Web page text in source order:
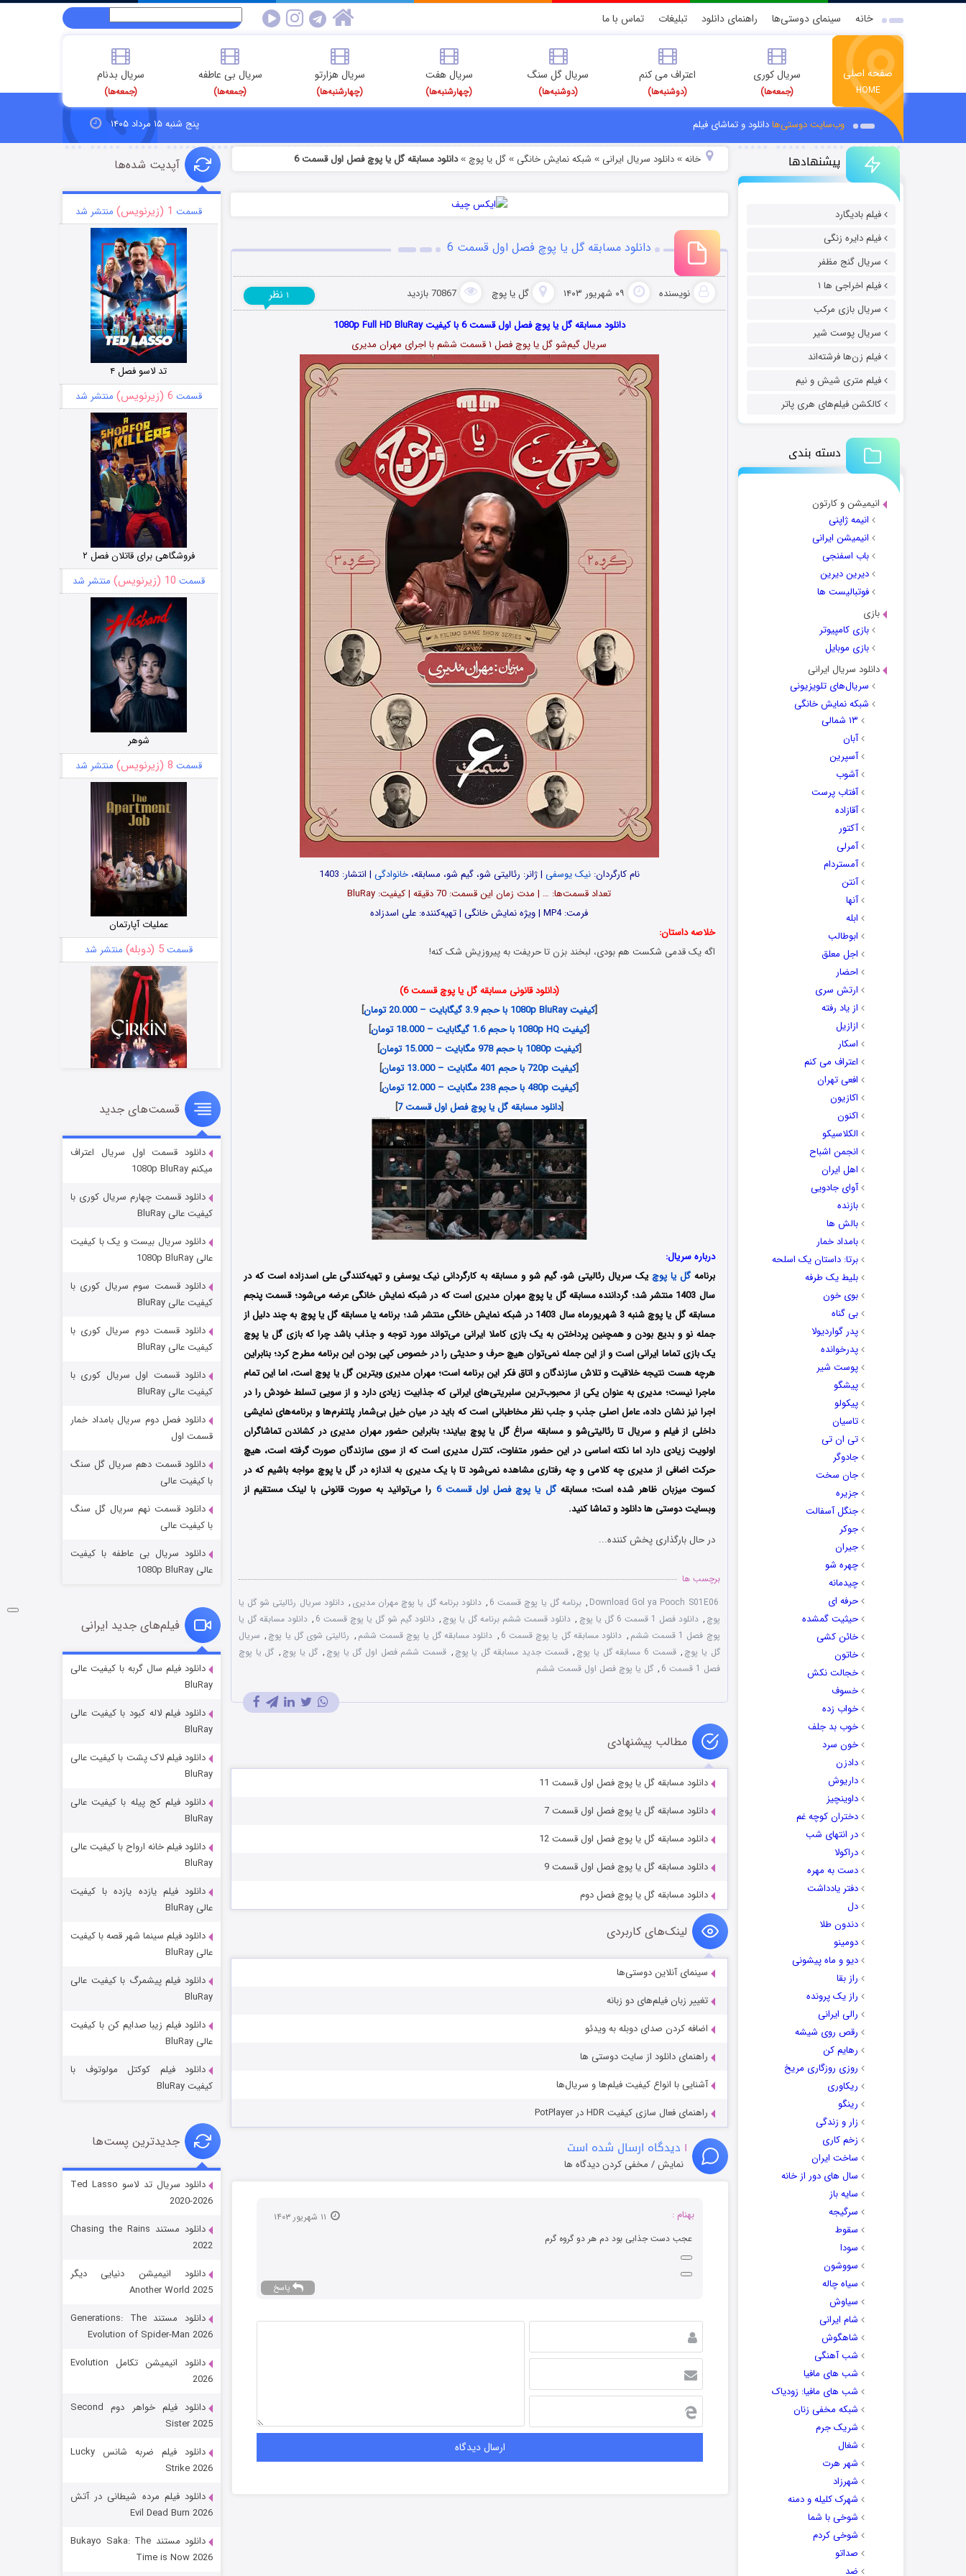
خانه سینمای دوستی‌ها راهنمای دانلود تبلیغات تماس با ما
صفحه اصلی
HOME
سریال کوری
(جمعه‌ها)
اعتراف می کنم
(دوشنبه‌ها)
سریال گل سنگ
(دوشنبه‌ها)
سریال هفت
(چهارشنبه‌ها)
سریال هزارتو
(چهارشنبه‌ها)
سریال بی عاطفه
(جمعه‌ها)
سریال بدنام
(جمعه‌ها)
وب‌سایت دوستی‌هادانلود و تماشای فیلم پنج شنبه ۱۵ مرداد ۱۴۰۵
پیشنهادها
فیلم بادیگارد
فیلم دایره زنگی
سریال گنج مظفر
فیلم اخراجی ها ۱
سریال بازی مرکب
سریال پوست شیر
فیلم زن‌ها فرشته‌اند
فیلم متری شیش و نیم
کالکشن فیلم‌های هری پاتر
دسته بندی
انیمیشن و کارتون
انیمه ژاپنی
انیمیشن ایرانی
باب اسفنجی
دیرین دیرین
فوتبالیست ها
بازی
بازی کامپیوتر
بازی موبایل
دانلود سریال ایرانی
سریال‌های تلویزیونی
شبکه نمایش خانگی
۱۳ شمالی
آبان
آسپرین
آشوب
آفتاب پرست
آقازاده
آکتور
آمرلی
آمستردام
آنتن
آنها
ابله
ابوطالب
اجل معلق
احضار
ارتش سری
از یاد رفته
ازازیل
اسکار
اعتراف می کنم
افعی تهران
اکازیون
اکنون
الکلاسیکو
انجمن اشباح
اهل ایران
آوای جادویی
بازنده
بالش ها
بامداد خمار
برتا: داستان یک اسلحه
بلیط یک‌‌ طرفه
بوی خون
بی گناه
پدر گواردیولا
پدرخوانده
پوست شیر
پیشگو
پیکولو
تاسیان
تی ان تی
جادوگر
جان سخت
جزیره
جنگل آسفالت
جوکر
جیران
چهره شو
چیدمانه
حرفه ای
حیثیت گمشده
خائن کشی
خاتون
خجالت نکش
خسوف
خواب زده
خوب بد جلف
خون سرد
دادزن
داریوش
داوینچیز
دختران کوچه غم
در انتهای شب
دراکولا
دست به مهره
دفتر یادداشت
دل
دندون طلا
دومینو
دیو و ماه پیشونی
راز بقا
راز یک پرونده
رالی ایرانی
رقص روی شیشه
رهایم کن
روزی روزگاری مریخ
ریکاوری
رینگو
زار و زندگی
زخم کاری
ساخت ایران
سال های دور از خانه
سایه باز
سرگیجه
سقوط
سودا
سووشون
سیاه چاله
سیاوش
شام ایرانی
شاهگوش
شب آهنگی
شب های مافیا
شب های مافیا: زودیاک
شبکه مخفی زنان
شریک جرم
شغال
شهر هرت
شهرزاد
شهرک کلیله و دمنه
شوخی با شما
شوخی کردم
صداتو
ضد
خانه» دانلود سریال ایرانی » شبکه نمایش خانگی » گل یا پوچ »دانلود مسابقه گل یا پوچ فصل اول قسمت 6
دانلود مسابقه گل یا پوچ فصل اول قسمت 6
نویسنده ۰۹ شهریور ۱۴۰۳ گل یا پوچ 70867 بازدید ۱ نظر
دانلود مسابقه گل یا پوچ فصل اول قسمت 6 با کیفیت 1080p Full HD BluRay
سریال گیم‌شو گل یا پوچ فصل ۱ قسمت ششم با اجرای مهران مدیری
نام کارگردان:نیک یوسفی | ژانر: رئالیتی شو، گیم شو، مسابقه،خانوادگی | انتشار: 1403
تعداد قسمت‌ها: … | مدت زمان این قسمت: 70 دقیقه | کیفیت: BluRay
فرمت: MP4 | ویژه نمایش خانگی | تهیه‌کننده: علی اسدزاده
خلاصه داستان:
اگه یک قدمی شکست هم بودی، لبخند بزن تا حریفت به پیروزیش شک کنه!
(دانلود قانونی مسابقه گل یا پوچ قسمت 6)
[کیفیت 1080p BluRay با حجم 3.9 گیگابایت – 20.000 تومان
]
[کیفیت 1080p HQ با حجم 1.6 گیگابایت – 18.000 تومان
]
[کیفیت 1080p با حجم 978 مگابایت – 15.000 تومان
]
[کیفیت 720p با حجم 401 مگابایت – 13.000 تومان
]
[کیفیت 480p با حجم 238 مگابایت – 12.000 تومان
]
[دانلود مسابقه گل یا پوچ فصل اول قسمت 7 ]
درباره سریال:
برنامهگل یا پوچیک سریال رئالیتی شو، گیم شو و مسابقه به کارگردانی نیک یوسفی و تهیه‌کنندگی علی اسدزاده است که در
سال 1403 منتشر شد؛ گرداننده مسابقه گل یا پوچ مهران مدیری است که در شبکه نمایش خانگی عرضه می‌شود؛ قسمت پنجم
مسابقه گل یا پوچ شنبه 3 شهریورماه سال 1403 در شبکه نمایش خانگی منتشر شد؛ برنامه یا مسابقه گل یا پوچ به چند دلیل از
جمله نو و بدیع بودن و همچنین پرداختن به یک بازی کاملا ایرانی می‌تواند مورد توجه و جذاب باشد چرا که بازی گل یا پوچ
یک بازی تماما ایرانی است و از این جمله نمی‌توان هیچ حرف و حدیثی را در خصوص کپی بودن این برنامه مطرح کرد؛ بنابراین
هرچه هست نتیجه خلاقیت و تلاش سازندگان و اتاق فکر این برنامه است؛ مهران مدیری ویترین گل یا پوچ است، اما این تمام
ماجرا نیست؛ مدیری به عنوان یکی از محبوب‌ترین سلبریتی‌های ایرانی که جذابیت زیادی دارد و از سویی تسلط خودش را در
اجرا نیز نشان داده، عامل اصلی جذب و جلب نظر مخاطبانی است که باید در میان خیل بی‌شمار پلتفرم‌ها و برنامه‌های نمایشی
داخلی از فیلم و سریال تا رئالیتی‌شو و مسابقه سراغ گل یا پوچ بیایند؛ بنابراین حضور مهران مدیری در کشاندن تماشاگران
اولویت زیادی دارد اما نکته اساسی در این حضور متفاوت، کنترل مدیری است که از سوی سازندگان صورت گرفته است، هیچ
حرکت اضافی از مدیری چه کلامی و چه رفتاری مشاهده نمی‌شود تا با یک مدیری به اندازه در گل یا پوچ مواجه باشیم که در
کسوت میزبان ظاهر شده است؛ مسابقهگل یا پوچ فصل اول قسمت 6
را می‌توانید به صورت قانونی با لینک مستقیم از
وبسایت دوستی ها دانلود و تماشا کنید.
در حال بارگذاری پخش کننده...
برچسب ها
Download Gol ya Pooch S01E06
, برنامه گل یا پوچ قسمت 6 , دانلود برنامه گل یا پوچ مهران مدیری , دانلود سریال رئالیتی شو گل یا
پوچ , دانلود فصل 1 قسمت 6 گل یا پوچ , دانلود قسمت ششم برنامه گل یا پوچ , دانلود گیم شو گل یا پوچ قسمت 6 , دانلود مسابقه گل یا
پوچ فصل 1 قسمت ششم
, دانلود مسابقه گل یا پوچ قسمت 6 , دانلود مسابقه گل یا پوچ قسمت ششم , رئالیتی شوی گل یا پوچ , سریال
گل یا پوچ , قسمت 6 مسابقه گل یا پوچ , قسمت جدید مسابقه گل یا پوچ , قسمت ششم فصل اول گل یا پوچ , گل یا پوچ , گل یا پوچ
فصل 1 قسمت 6
, گل یا پوچ فصل اول قسمت ششم
مطالب پیشنهادی
دانلود مسابقه گل یا پوچ فصل اول قسمت 11
دانلود مسابقه گل یا پوچ فصل اول قسمت 7
دانلود مسابقه گل یا پوچ فصل اول قسمت 12
دانلود مسابقه گل یا پوچ فصل اول قسمت 9
دانلود مسابقه گل یا پوچ فصل دوم
لینک‌های کاربردی
سینمای آنلاین دوستی‌ها
تغییر زبان فیلم‌های دو زبانه
اضافه کردن صدای دوبله به ویدئو
راهنمای دانلود از سایت دوستی ها
آشنایی با انواع کیفیت فیلم‌ها و سریال‌ها
راهنمای فعال سازی کیفیت HDR در PotPlayer
۱ دیدگاه ارسال شده است
نمایش / مخفی کردن دیدگاه ها
بهنام :
عجب دست جذابی بود دم هر دو گروه گرم
پاسخ
آپدیت شده‌ها
قسمت 1 (زیرنویس) منتشر شد
تد لاسو فصل ۴
قسمت 6 (زیرنویس) منتشر شد
فروشگاهی برای قاتلان فصل ۲
قسمت 10 (زیرنویس) منتشر شد
شوهر
قسمت 8 (زیرنویس) منتشر شد
عملیات آپارتمان
قسمت5 (دوبله) منتشر شد
سریال زشت
قسمت2 (زیرنویس) منتشر شد
مردگان متحرک: شهر مرده ۳
شکست استوارت در نجات جهان
قسمت 7 (زیرنویس) منتشر شد
شوگر فصل ۲
قسمت
خاندان اژدها فصل ۳
جادوگری در مغولستان
قسمت
رویایی برای تو
قسمت15 (دوبله)
قسمت‌های جدید
دانلود قسمت اول سریال اعتراف
میکنم 1080p BluRay
دانلود قسمت چهارم سریال کوری با
کیفیت عالی BluRay
دانلود سریال بیست و یک با کیفیت
عالی 1080p BluRay
دانلود قسمت سوم سریال کوری با
کیفیت عالی BluRay
دانلود قسمت دوم سریال کوری با
کیفیت عالی BluRay
دانلود قسمت اول سریال کوری با
کیفیت عالی BluRay
دانلود فصل دوم سریال بامداد خمار
قسمت اول
دانلود قسمت دهم سریال گل سنگ
با کیفیت عالی
دانلود قسمت نهم سریال گل سنگ
با کیفیت عالی
دانلود سریال بی عاطفه با کیفیت
عالی 1080p BluRay
فیلم‌های جدید ایرانی
دانلود فیلم سال گربه با کیفیت عالی
BluRay
دانلود فیلم لاله کبود با کیفیت عالی
BluRay
دانلود فیلم لاک پشت با کیفیت عالی
BluRay
دانلود فیلم کج‌ پیله با کیفیت عالی
BluRay
دانلود فیلم خانه ارواح با کیفیت عالی
BluRay
دانلود فیلم یازده یازده با کیفیت
عالی BluRay
دانلود فیلم سینما شهر قصه با کیفیت
عالی BluRay
دانلود فیلم پیشمرگ با کیفیت عالی
BluRay
دانلود فیلم زیبا صدایم کن با کیفیت
عالی BluRay
دانلود فیلم کوکتل مولوتوف با
کیفیت BluRay
جدیدترین پست‌ها
دانلود سریال تد لاسو Ted Lasso
2020-2026
دانلود مستند Chasing the Rains
2022
دانلود انیمیشن دنیایی دیگر
Another World 2025
دانلود مستند Generations: The
Evolution of Spider-Man 2026
دانلود انیمیشن تکامل Evolution
2026
دانلود فیلم خواهر دوم Second
Sister 2025
دانلود فیلم ضربه شانس Lucky
Strike 2026
دانلود فیلم مرده شیطانی در آتش
Evil Dead Burn 2026
دانلود مستند Bukayo Saka: The
Time is Now 2026